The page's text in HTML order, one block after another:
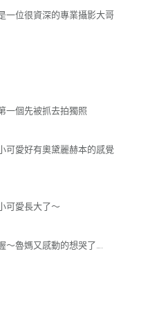
一位很資深的專業攝影大哥
一個先被抓去拍獨照
可愛好有奧黛麗赫本的感覺
可愛長大了～
～魯媽又感動的想哭了….